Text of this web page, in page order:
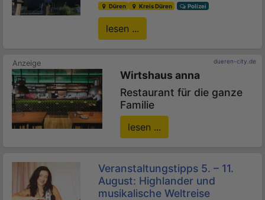
Düren
Kreis Düren Polizei
lesen ...
dueren-city.de
Wirtshaus anna
Restaurant für die ganze
Familie
lesen ...
Veranstaltungstipps 5. – 11.
August: Highlander und
musikalische Weltreise